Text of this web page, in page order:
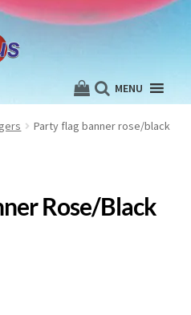
MENU
Party flag banner rose/black
Rose/black